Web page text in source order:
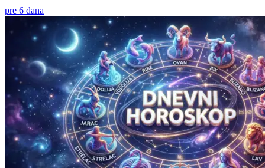
pre 6 dana